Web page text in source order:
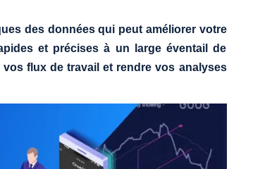
des données qui peut améliorer votre
et précises à un large éventail de
flux de travail et rendre vos analyses